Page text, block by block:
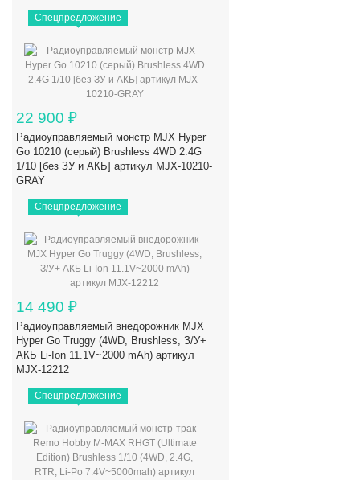
Спецпредложение
22 900 ₽
Радиоуправляемый монстр MJX Hyper
Go 10210 (серый) Brushless 4WD 2.4G
1/10 [без ЗУ и АКБ] артикул MJX-10210-
GRAY
Спецпредложение
14 490 ₽
Радиоуправляемый внедорожник MJX
Hyper Go Truggy (4WD, Brushless, З/У+
АКБ Li-Ion 11.1V~2000 mAh) артикул
MJX-12212
Спецпредложение